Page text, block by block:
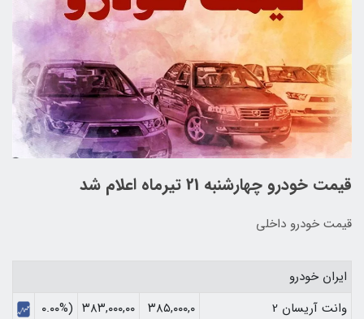
قیمت خودرو چهارشنبه 21 تیرماه اعلام شد
قیمت خودرو داخلی
ایران خودرو
وانت آریسان 2
۳۸۵,۰۰۰,۰
۳۸۳,۰۰۰,۰۰
(۰.۰۰%